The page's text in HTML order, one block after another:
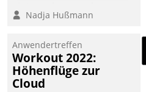
methodisch
Quartier. Dazwischen
zeigte Datatrain, was es
Neues zu bieten hat.
Nadja Hußmann
Anwendertreffen
Workout 2022:
Höhenflüge zur
Cloud